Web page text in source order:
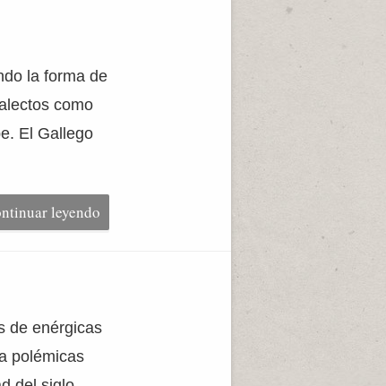
la forma de
como
El Gallego
leyendo
de enérgicas
polémicas